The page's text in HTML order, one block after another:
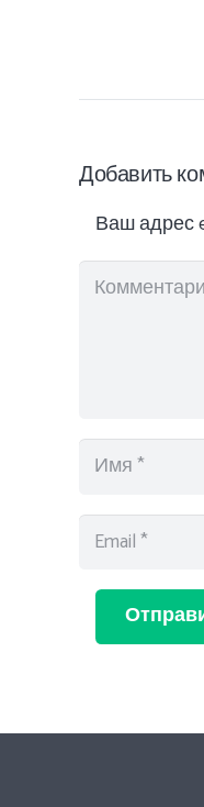
Добавить
Ваш адрес